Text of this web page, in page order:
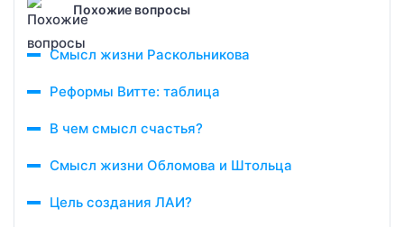
Похожие вопросы
Смысл жизни Раскольникова
Реформы Витте: таблица
В чем смысл счастья?
Смысл жизни Обломова и Штольца
Цель создания ЛАИ?